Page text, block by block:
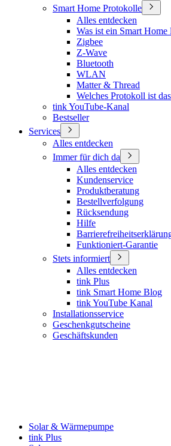
Smart Home Protokolle
Alles entdecken
Was ist ein Smart Home
Zigbee
Z-Wave
Bluetooth
WLAN
Matter & Thread
Welches Protokoll ist
tink YouTube-Kanal
Bestseller
Services
Alles entdecken
Immer für dich da
Alles entdecken
Kundenservice
Produktberatung
Bestellverfolgung
Rücksendung
Hilfe
Funktioniert-Garantie
Stets informiert
Alles entdecken
tink Plus
tink Smart Home Blog
tink YouTube Kanal
Installationsservice
Geschenkgutscheine
Geschäftskunden
Solar & Wärmepumpe
tink Plus